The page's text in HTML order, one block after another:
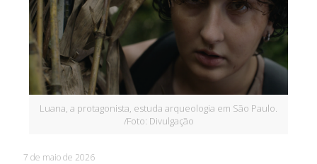
Luana, a protagonista, estuda arqueologia em São Paulo.
/Foto: Divulgação
7 de maio de 2026